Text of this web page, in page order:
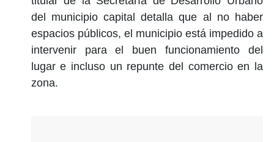
del municipio capital detalla que al no haber
espacios públicos, el municipio está impedido a
intervenir para el buen funcionamiento del
lugar e incluso un repunte del comercio en la
zona.